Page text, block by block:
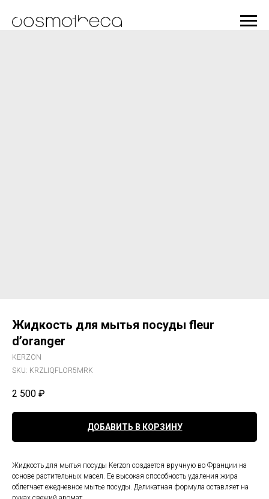
Жидкость для мытья посуды fleur
d’oranger
KERZON
SKU: KRZLIQFLOR5MRK
2 500 ₽
ДОБАВИТЬ В КОРЗИНУ
Жидкость для мытья посуды Kerzon создается вручную во Франции на
основе растительных масел. Ее высокая способность удаления жира
облегчает ежедневное мытье посуды. Деликатная формула оставляет на